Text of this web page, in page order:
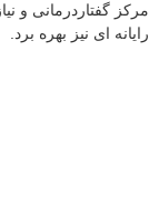
گفتاردرمانی و
ای نیز بهره برد.